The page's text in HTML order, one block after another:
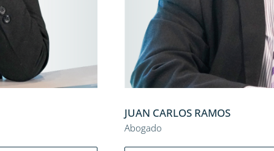
JUAN CARLOS RAMOS
Abogado